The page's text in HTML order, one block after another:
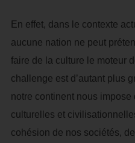
En effet, dans le contexte
aucune nation ne peut
faire de la culture le moteur
challenge est d’autant plus
notre continent nous
culturelles et
cohésion de nos sociétés,